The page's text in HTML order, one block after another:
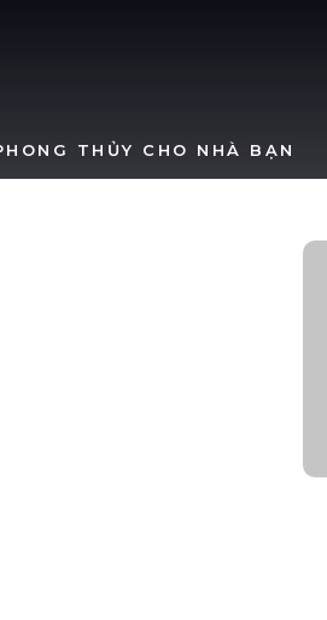
THỦY CHO NHÀ BẠN